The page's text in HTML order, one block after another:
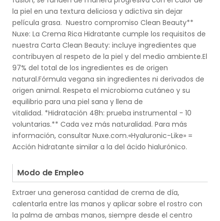
la piel en una textura deliciosa y adictiva sin dejar
película grasa. Nuestro compromiso Clean Beauty**
Nuxe: La Crema Rica Hidratante cumple los requisitos de
nuestra Carta Clean Beauty: incluye ingredientes que
contribuyen al respeto de la piel y del medio ambiente.El
97% del total de los ingredientes es de origen
natural.Fórmula vegana sin ingredientes ni derivados de
origen animal. Respeta el microbioma cutáneo y su
equilibrio para una piel sana y llena de
vitalidad. *Hidratación 48h: prueba instrumental - 10
voluntarias.** Cada vez más naturalidad. Para más
información, consultar Nuxe.com.«Hyaluronic-Like» =
Acción hidratante similar a la del ácido hialurónico.
Modo de Empleo
Extraer una generosa cantidad de crema de día,
calentarla entre las manos y aplicar sobre el rostro con
la palma de ambas manos, siempre desde el centro